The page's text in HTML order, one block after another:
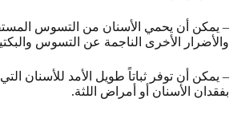
– يمكن أن يحمي الأسنان من التسوس
والأضرار الأخرى الناجمة عن التسوس
– يمكن أن توفر ثباتاً طويل الأمد للأسنان
بفقدان الأسنان أو أمراض اللثة.